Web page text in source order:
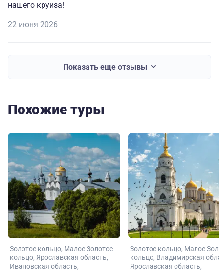
нашего круиза!
22 июня 2026
Показать еще отзывы
Похожие туры
Золотое кольцо Малое Золотое
кольцо Ярославская область
Ивановская область
Золотое кольцо Малое
кольцо Владимирская
Ярославская область